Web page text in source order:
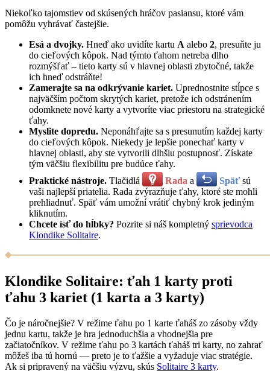
Niekoľko tajomstiev od skúsených hráčov pasiansu, ktoré vám
pomôžu vyhrávať častejšie.
Esá a dvojky. Hneď ako uvidíte kartu A alebo 2, presuňte ju
do cieľových kôpok. Nad týmto ťahom netreba dlho
rozmýšľať – tieto karty sú v hlavnej oblasti zbytočné, takže
ich hneď odstráňte!
Zamerajte sa na odkrývanie kariet. Uprednostnite stĺpce s
najväčším počtom skrytých kariet, pretože ich odstránením
odomknete nové karty a vytvoríte viac priestoru na strategické
ťahy.
Myslite dopredu. Neponáhľajte sa s presunutím každej karty
do cieľových kôpok. Niekedy je lepšie ponechať karty v
hlavnej oblasti, aby ste vytvorili dlhšiu postupnosť. Získate
tým väčšiu flexibilitu pre budúce ťahy.
Praktické nástroje. Tlačidlá Rada a Späťsú
vaši najlepší priatelia. Rada zvýrazňuje ťahy, ktoré ste mohli
prehliadnuť. Späť vám umožní vrátiť chybný krok jediným
kliknutím.
Chcete ísť do hĺbky? Pozrite si náš kompletný sprievodca
Klondike Solitaire.
Klondike Solitaire: ťah 1 karty proti
ťahu 3 kariet (1 karta a 3 karty)
Čo je náročnejšie? V režime ťahu po 1 karte ťaháš zo zásoby vždy
jednu kartu, takže je hra jednoduchšia a vhodnejšia pre
začiatočníkov. V režime ťahu po 3 kartách ťaháš tri karty, no zahrať
môžeš iba tú hornú — preto je to ťažšie a vyžaduje viac stratégie.
Ak si pripravený na väčšiu výzvu, skús Solitaire 3 karty.